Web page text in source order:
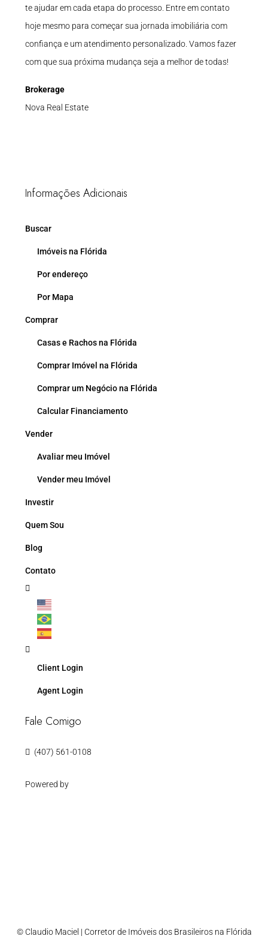
te ajudar em cada etapa do processo. Entre em contato
hoje mesmo para começar sua jornada imobiliária com
confiança e um atendimento personalizado. Vamos fazer
com que sua próxima mudança seja a melhor de todas!
Brokerage
Nova Real Estate
Informações Adicionais
Buscar
Imóveis na Flórida
Por endereço
Por Mapa
Comprar
Casas e Rachos na Flórida
Comprar Imóvel na Flórida
Comprar um Negócio na Flórida
Calcular Financiamento
Vender
Avaliar meu Imóvel
Vender meu Imóvel
Investir
Quem Sou
Blog
Contato
Client Login
Agent Login
Fale Comigo
(407) 561-0108
Powered by
© Claudio Maciel | Corretor de Imóveis dos Brasileiros na Flórida